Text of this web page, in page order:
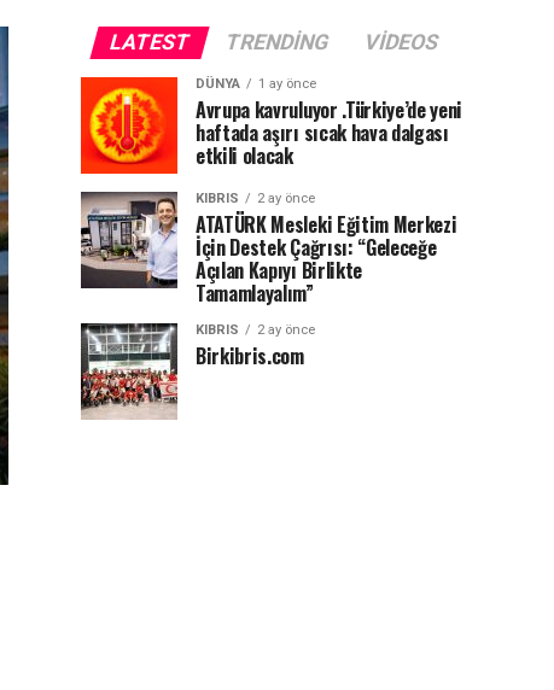
LATEST TRENDING VIDEOS
DÜNYA 1 ay önce
Avrupa kavruluyor .Türkiye’de yeni
haftada aşırı sıcak hava dalgası
etkili olacak
KIBRIS 2 ay önce
ATATÜRK Mesleki Eğitim Merkezi
İçin Destek Çağrısı: “Geleceğe
Açılan Kapıyı Birlikte
Tamamlayalım”
KIBRIS 2 ay önce
Birkibris.com